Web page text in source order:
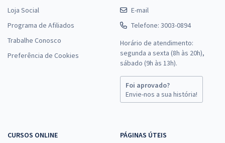
UFMG - Universidade Federal de Minas Gerais - Assistente em
à vista
R$25,99
Economize R$ 77,96 (-20%)
Comprar
UFMG - Universidade Federal de Minas Gerais - Conhecimentos
Loja Social
Programa de Afiliados
Trabalhe Conosco
Preferência de Cookies
E-mail
Telefone: 3003-0894
Horário de atendimento:
segunda a sexta (8h às 20h),
sábado (9h às 13h).
Foi aprovado?
Envie-nos a sua história!
CURSOS ONLINE
PÁGINAS ÚTEIS